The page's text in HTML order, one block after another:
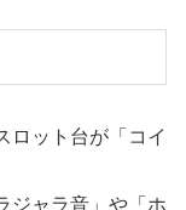
ロット台が「コイ
ジャラ音」や「ホ